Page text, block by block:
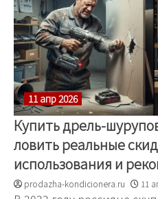
11 апр 2026
Купить дрель-
ловить реальные
использования и
prodazha-kondicionera.ru 11